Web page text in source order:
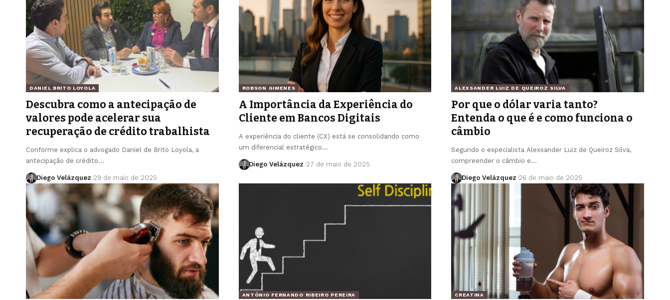
DANIEL BRITO LOYOLA
Descubra como a antecipação de
valores pode acelerar sua
recuperação de crédito trabalhista
Conforme explica o advogado Daniel de Brito Loyola, a
antecipação de crédito…
Diego Velázquez 29 de maio de 2025
ROBSON GIMENES
A Importância da Experiência do
Cliente em Bancos Digitais
A experiência do cliente (CX) está se consolidando como
um diferencial estratégico…
Diego Velázquez 27 de maio de 2025
ALEXSANDER LUIZ DE QUEIROZ SILVA
Por que o dólar varia tanto?
Entenda o que é e como funciona o
câmbio
Segundo o especialista Alexsander Luiz de Queiroz Silva,
compreender o câmbio e…
Diego Velázquez 26 de maio de 2025
ANTÔNIO FERNANDO RIBEIRO PEREIRA CREATINA